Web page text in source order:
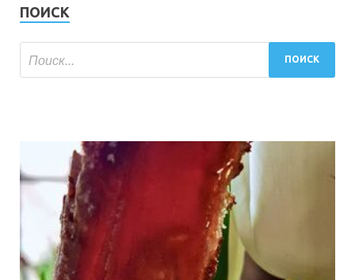
ПОИСК